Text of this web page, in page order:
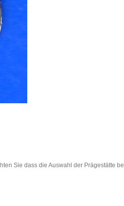
Sie dass die Auswahl der Prägestätte